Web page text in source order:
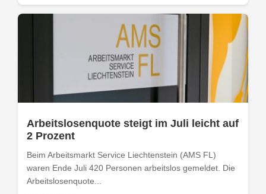
Arbeitslosenquote steigt im Juli leicht auf
2 Prozent
Beim Arbeitsmarkt Service Liechtenstein (AMS FL)
waren Ende Juli 420 Personen arbeitslos gemeldet. Die
Arbeitslosenquote...